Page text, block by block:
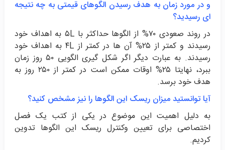
و در مورد زمان به هدف رسیدن الگوهای قیمتی به چه نتیجه
ای رسیدید؟
در روند صعودی ۷۰% از الگوها حداکثر با ۵L به اهداف خود
رسیدند و کمتر از ۲۵% آن ها در کمتر از ۴L به اهداف خود
رسیدند. به عبارت دیگر اگر شکل گیری الگویی ۵۰ روز زمان
ببرد، نهایتا ۲۵% اوقات ممکن است در کمتر از ۲۵۰ روز به
هدف خود برسد.
آیا توانستید میزان ریسک این الگوها را نیز مشخص کنید؟
به دلیل اهمیت این موضوع در یکی از کتب یک فصل
اختصاصی برای تعیین وکنترل ریسک این الگوها تدوین
کردیم.